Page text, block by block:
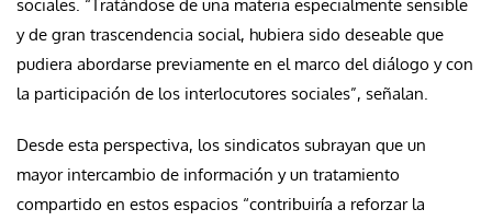
sociales. “Tratándose de una materia especialmente sensible
y de gran trascendencia social, hubiera sido deseable que
pudiera abordarse previamente en el marco del diálogo y con
la participación de los interlocutores sociales”, señalan.
Desde esta perspectiva, los sindicatos subrayan que un
mayor intercambio de información y un tratamiento
compartido en estos espacios “contribuiría a reforzar la